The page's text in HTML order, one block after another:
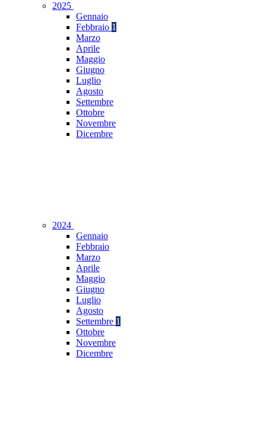
2025
Gennaio
Febbraio 1
Marzo
Aprile
Maggio
Giugno
Luglio
Agosto
Settembre
Ottobre
Novembre
Dicembre
2024
Gennaio
Febbraio
Marzo
Aprile
Maggio
Giugno
Luglio
Agosto
Settembre 1
Ottobre
Novembre
Dicembre